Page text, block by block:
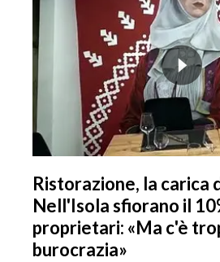
Ristorazione, la carica
Nell'Isola sfiorano il
proprietari: «Ma c'è
burocrazia»